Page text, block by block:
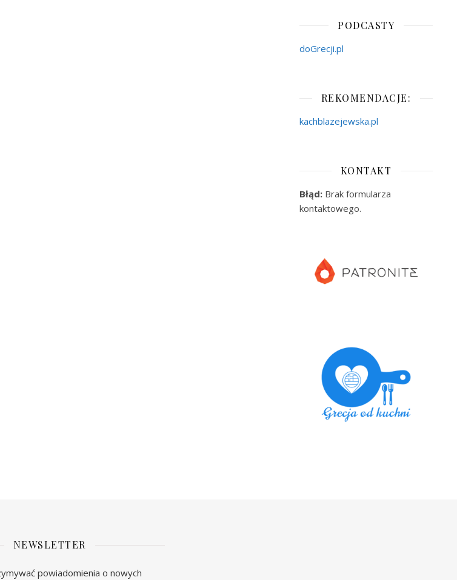
PODCASTY
doGrecji.pl
REKOMENDACJE:
kachblazejewska.pl
KONTAKT
Błąd: Brak formularza
kontaktowego.
NEWSLETTER
powiadomienia o nowych